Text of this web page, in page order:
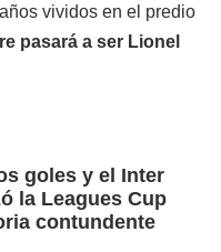
vividos en el predio
pasará a ser Lionel
goles y el Inter
la Leagues Cup
contundente